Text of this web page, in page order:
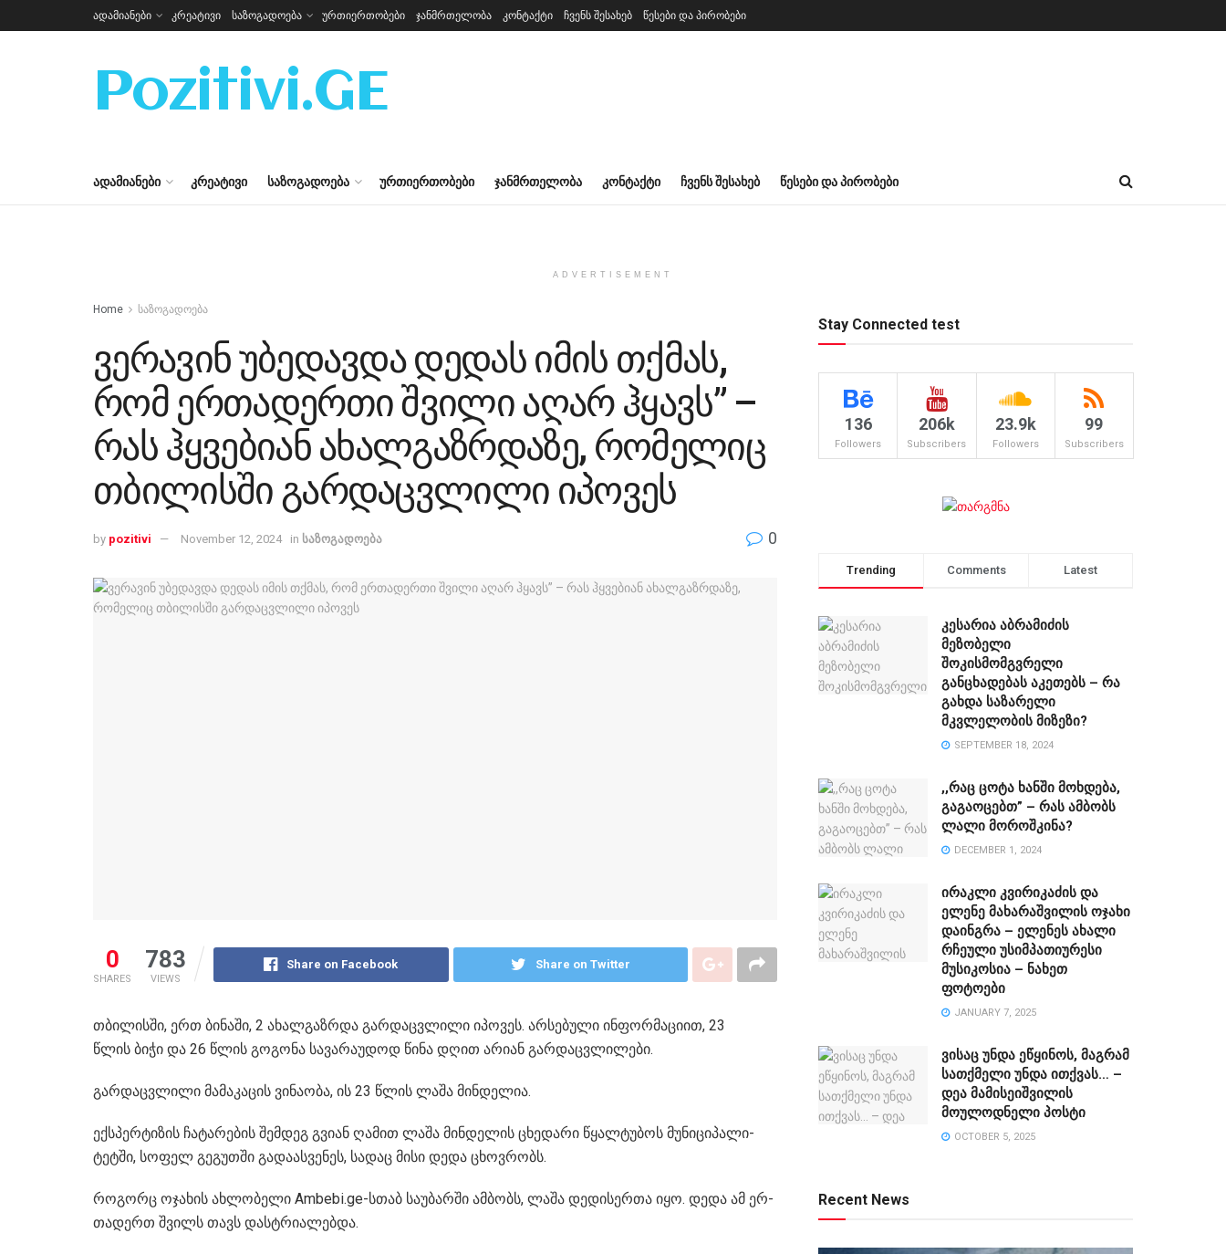
ადამიანები კრეატივი საზოგადოება ურთიერთობები ჯანმრთელობა კონტაქტი ჩვენს შესახებ წესები და პირობები
Pozitivi.GE
ᲐᲓᲐᲛᲘᲐᲜᲔᲑᲘ ᲙᲠᲔᲐᲢᲘᲕᲘ ᲡᲐᲖᲝᲒᲐᲓᲝᲔᲑᲐ ᲣᲠᲗᲘᲔᲠᲗᲝᲑᲔᲑᲘ ᲯᲐᲜᲛᲠᲗᲔᲚᲝᲑᲐ ᲙᲝᲜᲢᲐᲥᲢᲘ ᲩᲕᲔᲜᲡ ᲨᲔᲡᲐᲮᲔᲑ ᲬᲔᲡᲔᲑᲘ ᲓᲐ ᲞᲘᲠᲝᲑᲔᲑᲘ
ADVERTISEMENT
Home საზოგადოება
ვერავინ უბედავდა დედას იმის თქმას,
რომ ერთადერთი შვილი აღარ ჰყავს” –
რას ჰყვებიან ახალგაზრდაზე, რომელიც
თბილისში გარდაცვლილი იპოვეს
by pozitivi November 12, 2024 in საზოგადოება 0
0
SHARES
783
VIEWS
Share on Facebook Share on Twitter
თბილისში, ერთ ბი­ნა­ში, 2 ახალ­გაზ­რდა გარ­დაც­ვლი­ლი იპო­ვეს. არ­სე­ბუ­ლი ინ­ფორ­მა­ცი­ით, 23
წლის ბიჭი და 26 წლის გო­გო­ნა სა­ვა­რა­უ­დოდ წინა დღით არი­ან გარ­დაც­ვლი­ლე­ბი.
გარ­დაც­ვლი­ლი მა­მა­კა­ცის ვი­ნა­ო­ბა, ის 23 წლის ლაშა მინ­დე­ლია.
ექ­სპერ­ტი­ზის ჩა­ტა­რე­ბის შემ­დეგ გვი­ან ღა­მით ლაშა მინ­დე­ლის ცხე­და­რი წყალ­ტუ­ბოს მუ­ნი­ცი­პა­ლი­
ტეტ­ში, სო­ფელ გე­გუთ­ში გა­და­ას­ვე­ნეს, სა­დაც მისი დედა ცხოვ­რობს.
რო­გორც ოჯა­ხის ახ­ლო­ბე­ლი Ambebi.ge-სთაბ სა­უ­ბარ­ში ამ­ბობს, ლაშა დე­დი­სერ­თა იყო. დედა ამ ერ­
თა­დერთ შვილს თავს დას­ტრი­ა­ლებ­და.
Stay Connected test
136
Followers
206k
Subscribers
23.9k
Followers
99
Subscribers
Trending Comments Latest
კესარია აბრამიძის
მეზობელი
შოკისმომგვრელი
განცხადებას აკეთებს – რა
გახდა საზარელი
მკვლელობის მიზეზი?
SEPTEMBER 18, 2024
,,რაც ცოტა ხანში მოხდება,
გაგაოცებთ” – რას ამბობს
ლალი მოროშკინა?
DECEMBER 1, 2024
ირაკლი კვირიკაძის და
ელენე მახარაშვილის ოჯახი
დაინგრა – ელენეს ახალი
რჩეული უსიმპათიურესი
მუსიკოსია – ნახეთ
ფოტოები
JANUARY 7, 2025
ვისაც უნდა ეწყინოს, მაგრამ
სათქმელი უნდა ითქვას… –
დეა მამისეიშვილის
მოულოდნელი პოსტი
OCTOBER 5, 2025
Recent News